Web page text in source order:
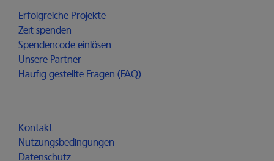
Erfolgreiche Projekte
Zeit spenden
Spendencode einlösen
Unsere Partner
Häufig gestellte Fragen (FAQ)
Kontakt
Nutzungsbedingungen
Datenschutz